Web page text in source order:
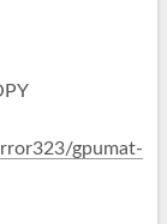
gpumat-